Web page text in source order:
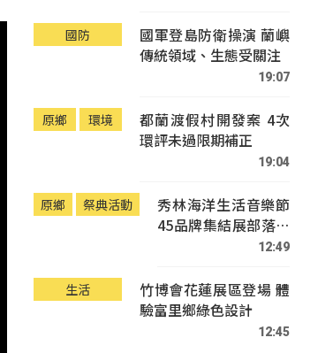
國防
國軍登島防衛操演 蘭嶼
傳統領域、生態受關注
19:07
原鄉 環境
都蘭渡假村開發案 4次
環評未過限期補正
19:04
原鄉 祭典活動
秀林海洋生活音樂節
45品牌集結展部落文
12:49
生活
竹博會花蓮展區登場 體
驗富里鄉綠色設計
12:45